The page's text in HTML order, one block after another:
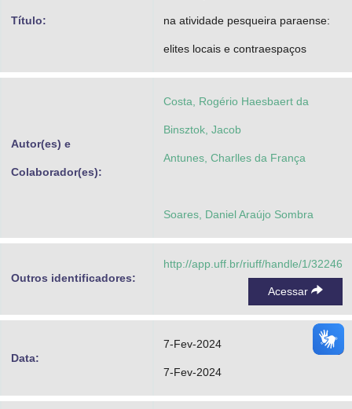
Planalto
Título: na atividade pesqueira paraense:
elites locais e contraespaços
Autor(es) e
Colaborador(es):
Costa, Rogério Haesbaert da
Binsztok, Jacob
Antunes, Charlles da França
Soares, Daniel Araújo Sombra
Outros identificadores:
http://app.uff.br/riuff/handle/1/32246
Acessar
Data:
7-Fev-2024
7-Fev-2024